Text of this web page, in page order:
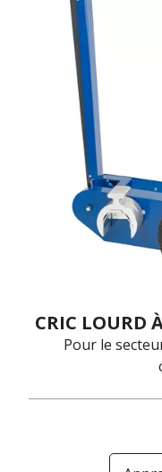
CRIC LOURD
Pour le